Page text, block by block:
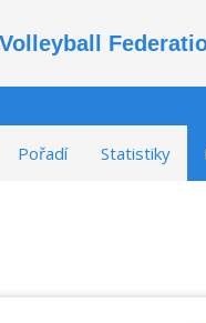
Pořadí Statistiky